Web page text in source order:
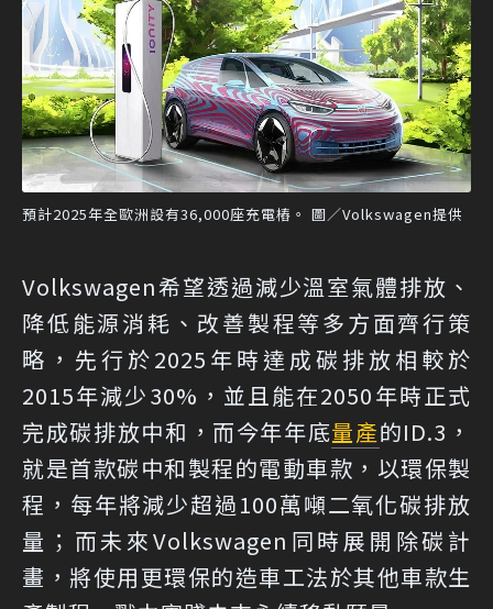
預計2025年全歐洲設有36,000座充電樁。 圖／Volkswagen提供
Volkswagen希望透過減少溫室氣體排放、
降低能源消耗、改善製程等多方面齊行策
略，先行於2025年時達成碳排放相較於
2015年減少30%，並且能在2050年時正式
完成碳排放中和，而今年年底量產的ID.3，
就是首款碳中和製程的電動車款，以環保製
程，每年將減少超過100萬噸二氧化碳排放
量；而未來Volkswagen同時展開除碳計
畫，將使用更環保的造車工法於其他車款生